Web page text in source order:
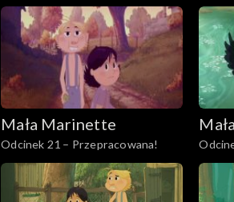
Mała Marinette
Odcinek 21 – Przepracowana!